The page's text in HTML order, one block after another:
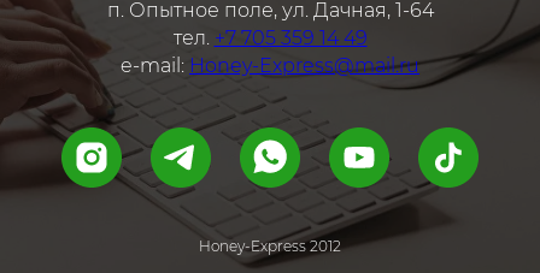
п. Опытное поле, ул. Дачная, 1-64
тел. +7 705 359 14 49
e-mail: Honey-Express@mail.ru
Honey-Express 2012